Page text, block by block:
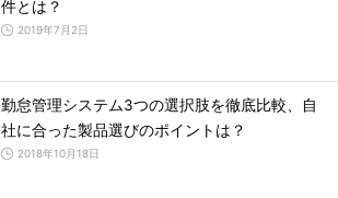
件とは？
2019年7月2日
勤怠管理システム3つの選択肢を徹底比較、自
社に合った製品選びのポイントは？
2018年10月18日